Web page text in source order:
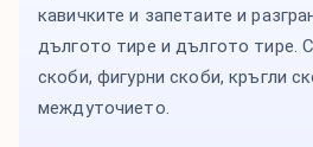
кавичките и запетаите и
дългото тире и дългото тире.
скоби, фигурни скоби, кръгли
междуточието.